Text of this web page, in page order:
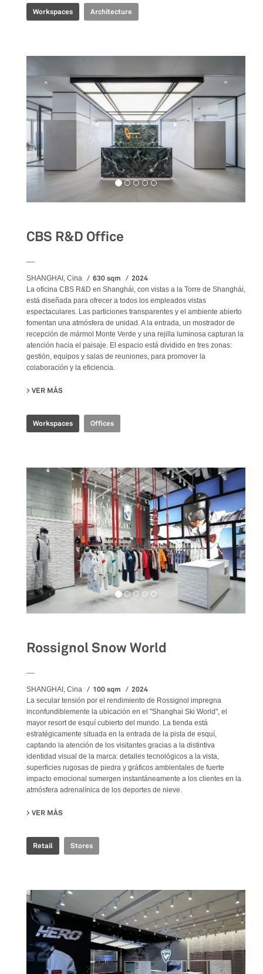
Workspaces Architecture
CBS R&D Office
SHANGHAI, Cina 630 sqm 2024
La oficina CBS R&D en Shanghái, con vistas a la Torre de Shanghái,
está diseñada para ofrecer a todos los empleados vistas
espectaculares. Las particiones transparentes y el ambiente abierto
fomentan una atmósfera de unidad. A la entrada, un mostrador de
recepción de mármol Monte Verde y una rejilla luminosa capturan la
atención hacia el paisaje. El espacio está dividido en tres zonas:
gestión, equipos y salas de reuniones, para promover la
colaboración y la eficiencia.
VER MÁS
Workspaces Offices
Rossignol Snow World
SHANGHAI, Cina 100 sqm 2024
La secular tensión por el rendimiento de Rossignol impregna
inconfundiblemente la ubicación en el "Shanghai Ski World", el
mayor resort de esquí cubierto del mundo. La tienda está
estratégicamente situada en la entrada de la pista de esquí,
captando la atención de los visitantes gracias a la distintiva
identidad visual de la marca: detalles tecnológicos a la vista,
superficies rugosas de piedra y gráficos ambientales de fuerte
impacto emocional sumergen instantáneamente a los clientes en la
atmósfera adrenalínica de los deportes de nieve.
VER MÁS
Retail Stores